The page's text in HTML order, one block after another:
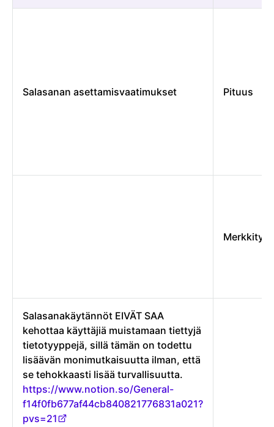
Salasanan asettamisvaatimukset Pituus
Salasanakäytännöt EIVÄT SAA
kehottaa käyttäjiä muistamaan tiettyjä
tietotyyppejä, sillä tämän on todettu
lisäävän monimutkaisuutta ilman, että
se tehokkaasti lisää turvallisuutta.
https://www.notion.so/General-
f14f0fb677af44cb840821776831a021?
pvs=21